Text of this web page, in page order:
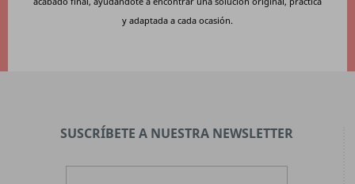
y adaptada a cada ocasión.
SUSCRÍBETE A NUESTRA NEWSLETTER